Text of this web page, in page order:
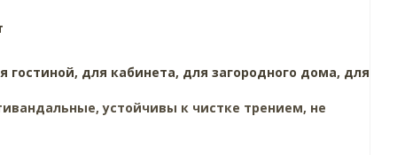
гостиной, для кабинета, для загородного дома, для
устойчивы к чистке трением, не